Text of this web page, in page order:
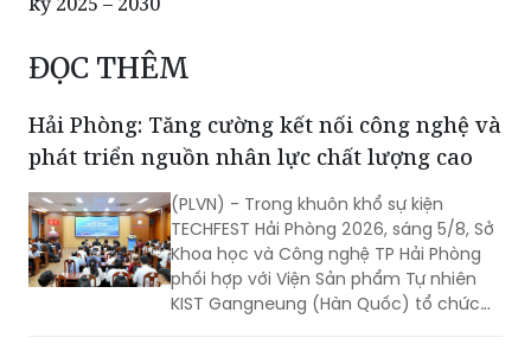
ĐỌC THÊM
Hải Phòng: Tăng cường kết nối công nghệ và
phát triển nguồn nhân lực chất lượng cao
(PLVN) - Trong khuôn khổ sự kiện
TECHFEST Hải Phòng 2026, sáng 5/8, Sở
Khoa học và Công nghệ TP Hải Phòng
phối hợp với Viện Sản phẩm Tự nhiên
KIST Gangneung (Hàn Quốc) tổ chức